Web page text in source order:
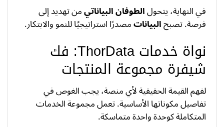
في النهاية، يتحولالطوفان البياناتيمن تهديد إلى
فرصة. تصبحالبياناتمصدرًا استراتيجيًا للنمو والابتكار.
نواة خدمات ThorData: فك
شيفرة مجموعة المنتجات
لفهم القيمة الحقيقية لأي منصة، يجب الغوص في
تفاصيل مكوناتها الأساسية. تعمل مجموعة الخدمات
المتكاملة كوحدة واحدة متماسكة.